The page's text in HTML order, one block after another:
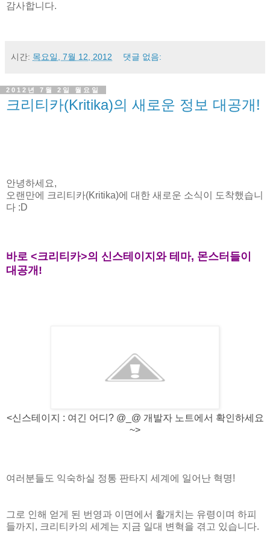
감사합니다.
시간: 목요일, 7월 12, 2012 댓글 없음:
2012년 7월 2일 월요일
크리티카(Kritika)의 새로운 정보 대공개!
안녕하세요,
오랜만에 크리티카(Kritika)에 대한 새로운 소식이 도착했습니
다 :D
바로 <크리티카>의 신스테이지와 테마, 몬스터들이
대공개!
<신스테이지 : 여긴 어디? @_@ 개발자 노트에서 확인하세요
~>
여러분들도 익숙하실 정통 판타지 세계에 일어난 혁명!
그로 인해 얻게 된 번영과 이면에서 활개치는 유령이며 하피
들까지, 크리티카의 세계는 지금 일대 변혁을 겪고 있습니다.